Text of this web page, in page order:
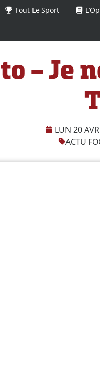
Tout Le Sport
– Je
LUN 20
ACTU